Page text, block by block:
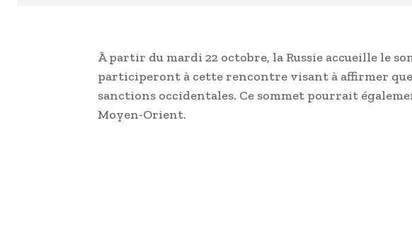
À partir du mardi 22 octobre, la Russie accueille le
participeront à cette rencontre visant à affirmer que
sanctions occidentales. Ce sommet pourrait
Moyen-Orient.